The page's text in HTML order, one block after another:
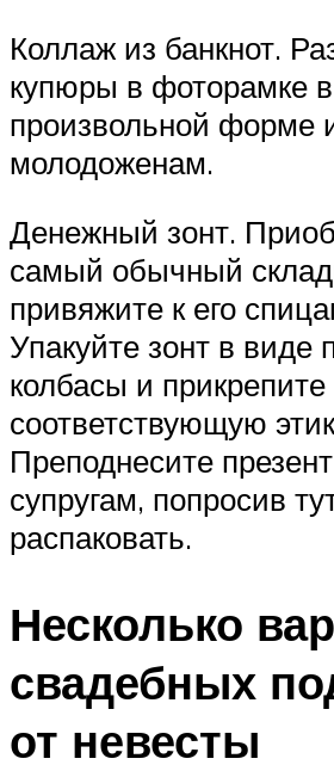
Коллаж из банкнот.
купюры в фоторамке в
произвольной форме
молодоженам.
Денежный зонт.
самый обычный
привяжите к его
Упакуйте зонт в виде
колбасы и
соответствующую
Преподнесите
супругам, попросив
распаковать.
Несколько
свадебных
от невесты